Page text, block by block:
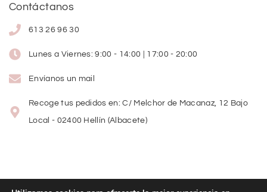
Contáctanos
613 26 96 30
Lunes a Viernes: 9:00 - 14:00 | 17:00 - 20:00
Envíanos un mail
Recoge tus pedidos en: C/ Melchor de Macanaz, 12 Bajo
Local - 02400 Hellín (Albacete)